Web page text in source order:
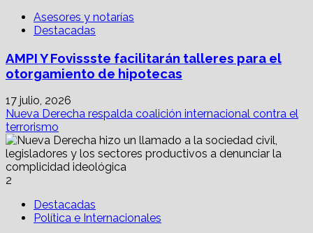
Asesores y notarías
Destacadas
AMPI Y Fovissste facilitarán talleres para el
otorgamiento de hipotecas
17 julio, 2026
Nueva Derecha respalda coalición internacional contra el
terrorismo
2
Destacadas
Política e Internacionales